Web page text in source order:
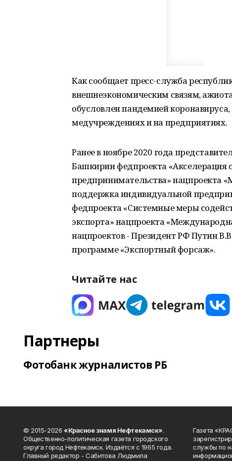
Как сообщает пресс-служба
внешнеэкономическим связям,
обусловлен пандемией
медучреждениях и на предприятиях.
Ранее в ноябре 2020 года
Башкириифедпроекта «Акселерация
предпринимательства» нацпроекта
поддержка индивидуальной
федпроекта «Системные меры
экспорта» нацпроекта
нацпроектов - Президент РФ Путин
программе «Экспортный форсаж».
Читайте нас
Партнеры
Фотобанк журналистов РБ
© 2015-2026 «Красное знамя Нефтекамск».
Общественно-политическая газета городского
округа город Нефтекамск. Издаётся с 1965 года.
Главный редактор - Сабитова Людмила
Газета
службы по